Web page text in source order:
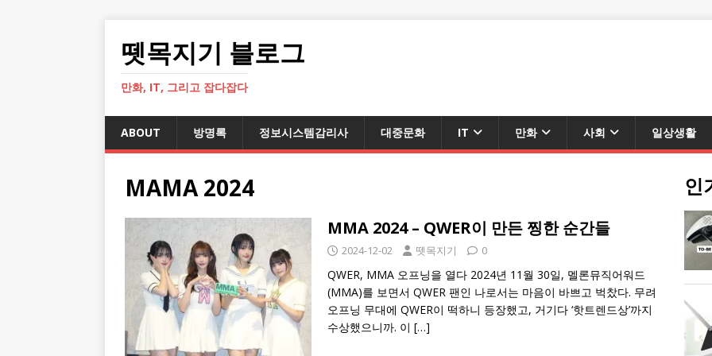
뗏목지기 블로그
만화, IT, 그리고 잡다잡다
ABOUT 방명록 정보시스템감리사 대중문화 IT 만화 사회 일상생활
MAMA 2024
MMA 2024 – QWER이 만든 찡한 순간들
2024-12-02 뗏목지기 0
QWER, MMA 오프닝을 열다 2024년 11월 30일, 멜론뮤직어워드
(MMA)를 보면서 QWER 팬인 나로서는 마음이 바쁘고 벅찼다. 무려
오프닝 무대에 QWER이 떡하니 등장했고, 거기다 ‘핫트렌드상’까지
수상했으니까. 이 […]
인